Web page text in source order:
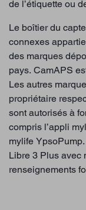
de l’étiquette ou
Le boîtier du
connexes
des marques
pays. CamAPS
Les autres
propriétaire
sont autorisés à
compris l’appli
mylife
Libre 3 Plus avec
renseignements